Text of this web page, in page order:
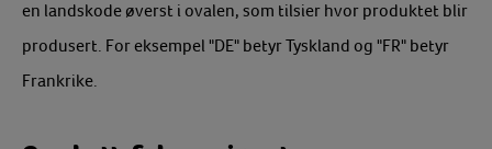
en landskode øverst i ovalen, som tilsier hvor produktet blir
produsert. For eksempel "DE" betyr Tyskland og "FR" betyr
Frankrike.